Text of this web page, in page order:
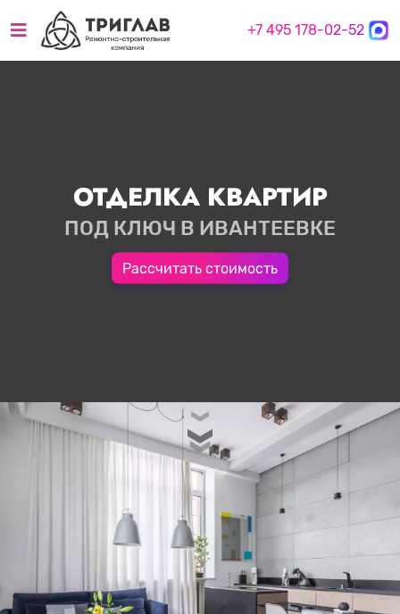
+7 495 178-02-52
ОТДЕЛКА КВАРТИР
ПОД КЛЮЧ В ИВАНТЕЕВКЕ
Рассчитать стоимость